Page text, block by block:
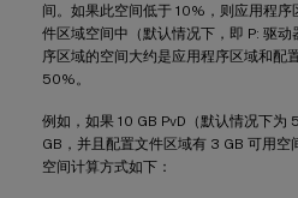
间。如果此空间低于 10%，则应用程
件区域空间中（默认情况下，即 P: 驱
序区域的空间大约是应用程序区域和配
50%。
例如，如果 10 GB PvD（默认情况下为
GB，并且配置文件区域有 3 GB 可用
空间计算方式如下：